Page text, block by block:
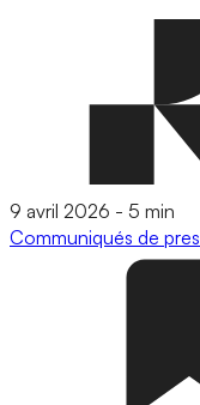
9 avril 2026 - 5 min
Communiqués de